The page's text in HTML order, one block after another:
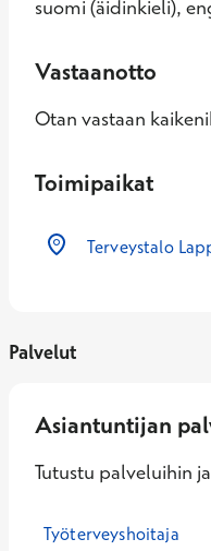
suomi (äidinkieli),
Vastaanotto
Otan vastaan
Toimipaikat
Terveystalo
Palvelut
Asiantuntijan
Tutustu palveluihin
Työterveyshoitaja